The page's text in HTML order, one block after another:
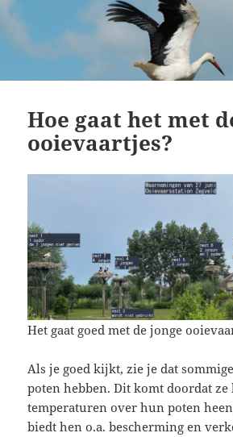
Ooievaars Zegveld
Hoe gaat het met
ooievaartjes?
Het gaat goed met de jonge
Als je goed kijkt, zie je dat
poten hebben. Dit komt doordat ze
temperaturen over hun poten
biedt hen o.a. bescherming en